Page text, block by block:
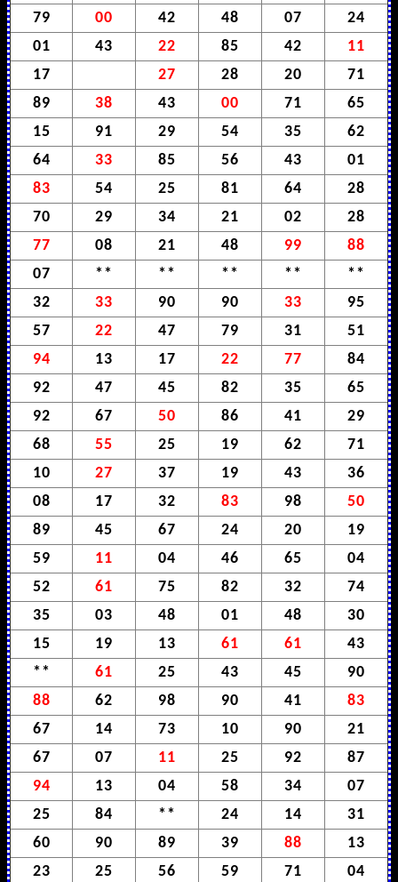
79
00 42 48 07
24
01
43 22 85 42
11
17
27 28 20
71
89
38 43 00 71
65
15
91 29 54 35
62
64
33 85 56 43
01
83
54 25 81 64
28
70
29 34 21 02
28
77
08 21 48 99
88
07
** ** ** **
**
32
33 90 90 33
95
57
22 47 79 31
51
94
13 17 22 77
84
92
47 45 82 35
65
92
67 50 86 41
29
68
55 25 19 62
71
10
27 37 19 43
36
08
17 32 83 98
50
89
45 67 24 20
19
59
11 04 46 65
04
52
61 75 82 32
74
35
03 48 01 48
30
15
19 13 61 61
43
**
61 25 43 45
90
88
62 98 90 41
83
67
14 73 10 90
21
67
07 11 25 92
87
94
13 04 58 34
07
25
84 ** 24 14
31
60
90 89 39 88
13
23
25 56 59 71
04